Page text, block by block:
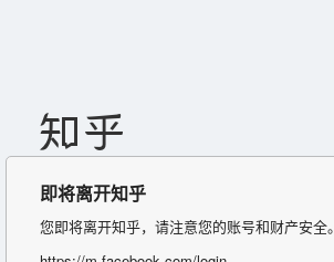
即将离开知乎
您即将离开知乎，请注意您的账号和财产安全。